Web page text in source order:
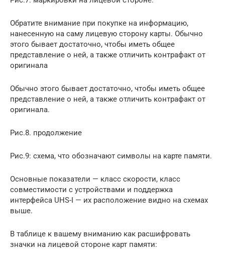
Обратите внимание при покупке на информацию,
нанесенную на саму лицевую сторону карты. Обычно
этого бывает достаточно, чтобы иметь общее
представление о ней, а также отличить контрафакт от
оригинала
Обычно этого бывает достаточно, чтобы иметь общее
представление о ней, а также отличить контрафакт от
оригинала.
Рис.8. продолжение
Рис.9: схема, что обозначают символы на карте памяти.
Основные показатели — класс скорости, класс
совместимости с устройствами и поддержка
интерфейса UHS-I — их расположение видно на схемах
выше.
В таблице к вашему вниманию как расшифровать
значки на лицевой стороне карт памяти: